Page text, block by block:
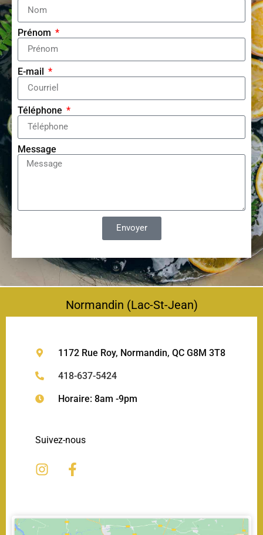
Prénom
E-mail
Téléphone
Message
Envoyer
Normandin (Lac-St-Jean)
1172 Rue Roy, Normandin, QC G8M 3T8
418-637-5424
Horaire: 8am -9pm
Suivez-nous